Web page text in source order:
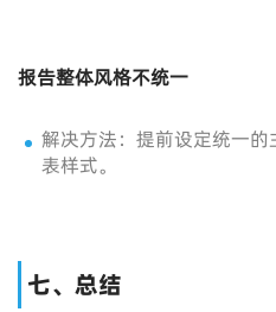
报告整体风格不统一
解决方法：提前设定统一
表样式。
七、总结